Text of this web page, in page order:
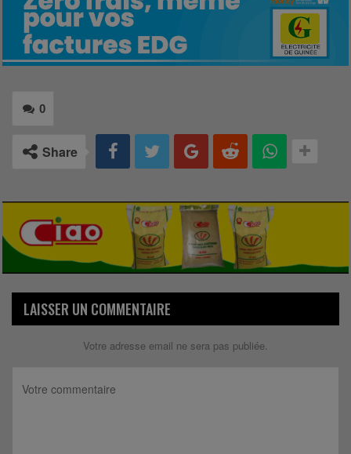
0
Share
LAISSER UN COMMENTAIRE
Votre adresse email ne sera pas publiée.